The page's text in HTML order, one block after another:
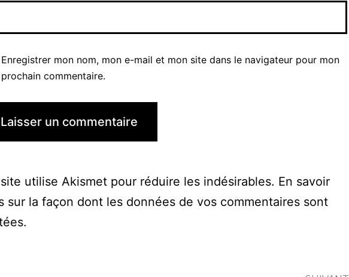
Enregistrer mon nom, mon e-mail et mon site dans le navigateur pour mon
prochain commentaire.
utilise Akismet pour réduire les indésirables. En savoir
sur la façon dont les données de vos commentaires sont
.